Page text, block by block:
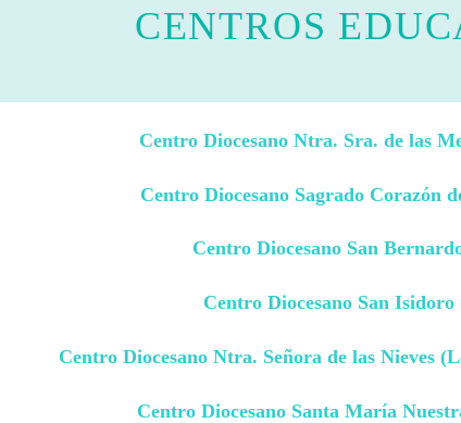
CENTROS
Centro Diocesano Ntra. Sra. de las
Centro Diocesano Sagrado Corazón
Centro Diocesano San
Centro Diocesano San Isidoro
Centro Diocesano Ntra. Señora de las Nieves
Centro Diocesano Santa María